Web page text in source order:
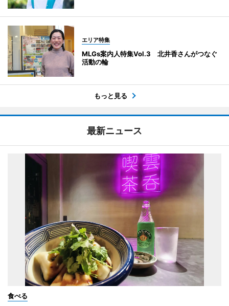
エリア特集
MLGs案内人特集Vol.3 北井香さんがつなぐ
活動の輪
もっと見る
最新ニュース
食べる